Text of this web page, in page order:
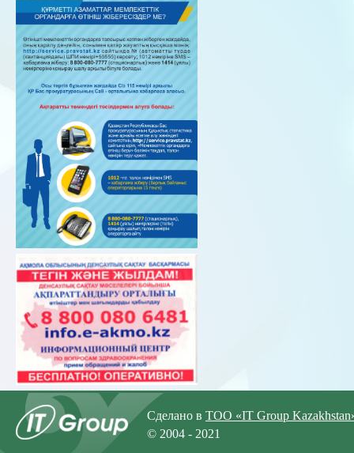
Сделано в ТОО «IT Group
© 2004 - 2021